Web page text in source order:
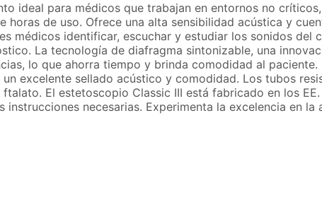
ideal para médicos que trabajan en entornos no
de uso. Ofrece una alta sensibilidad acústica y
médicos identificar, escuchar y estudiar los sonidos
La tecnología de diafragma sintonizable, una
lo que ahorra tiempo y brinda comodidad al
excelente sellado acústico y comodidad. Los tubos
El estetoscopio Classic III está fabricado en los
necesarias. Experimenta la excelencia en la